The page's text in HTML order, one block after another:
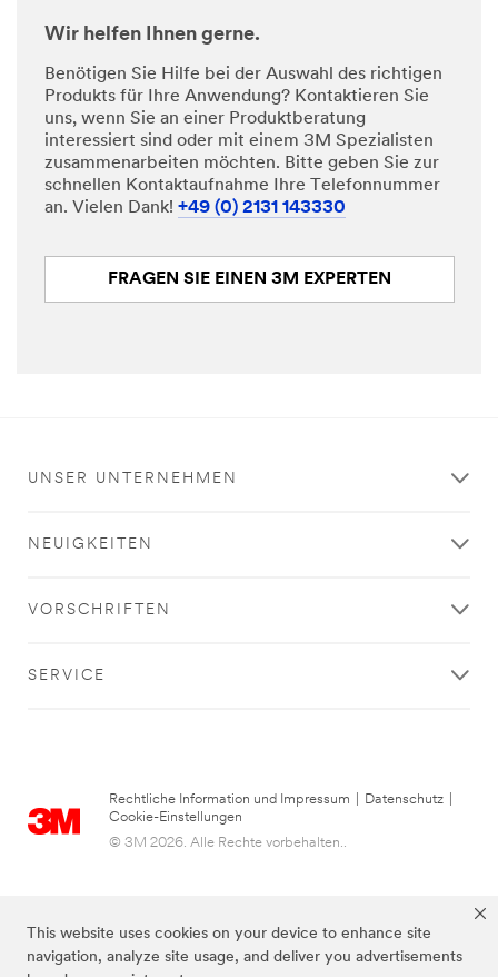
This website uses cookies on your device to enhance site
navigation, analyze site usage, and deliver you advertisements
Wir helfen Ihnen gerne.
Benötigen Sie Hilfe bei der Auswahl des richtigen
Produkts für Ihre Anwendung? Kontaktieren Sie
uns, wenn Sie an einer Produktberatung
interessiert sind oder mit einem 3M Spezialisten
zusammenarbeiten möchten. Bitte geben Sie zur
schnellen Kontaktaufnahme Ihre Telefonnummer
an. Vielen Dank! +49 (0) 2131 143330
FRAGEN SIE EINEN 3M EXPERTEN
UNSER UNTERNEHMEN
NEUIGKEITEN
VORSCHRIFTEN
SERVICE
Rechtliche Information und Impressum Datenschutz
Cookie-Einstellungen
© 3M 2026. Alle Rechte vorbehalten..